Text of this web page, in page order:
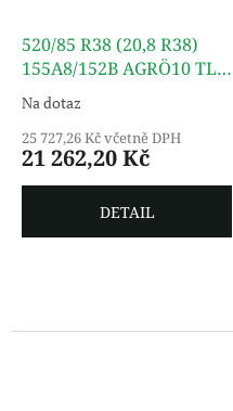
520/85 R38 (20,8 R38)
155A8/152B AGRÖ10 TL
ÖZKA
Na dotaz
25 727,26 Kč včetně DPH
21 262,20 Kč
DETAIL